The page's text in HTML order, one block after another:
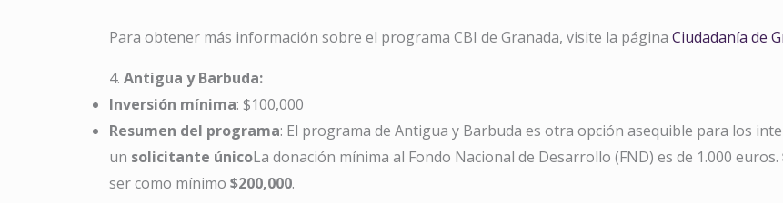
Para obtener más información sobre el programa CBI de Granada, visite la página Ciudadanía de
4. Antigua y Barbuda:
Inversión mínima: $100,000
Resumen del programa: El programa de Antigua y Barbuda es otra opción asequible para los
un solicitante únicoLa donación mínima al Fondo Nacional de Desarrollo (FND) es de 1.000 euros.
ser como mínimo $200,000.